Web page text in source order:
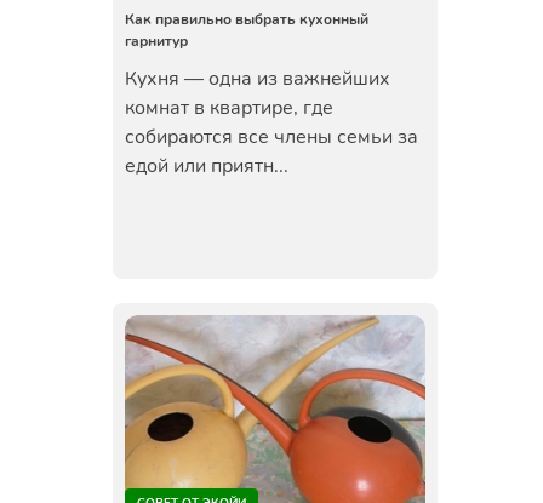
Как правильно выбрать кухонный
гарнитур
Кухня — одна из важнейших
комнат в квартире, где
собираются все члены семьи за
едой или приятн...